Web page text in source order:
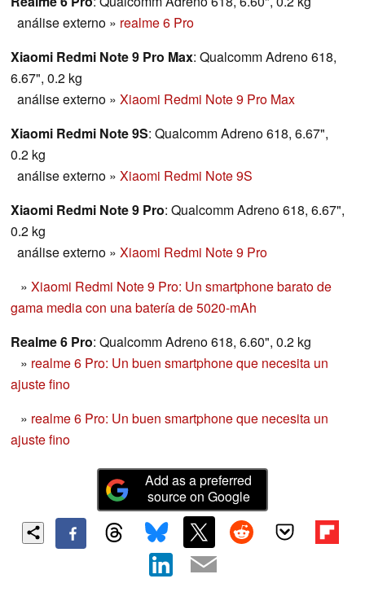
análise externo » realme 6 Pro
Xiaomi Redmi Note 9 Pro Max: Qualcomm Adreno 618,
6.67", 0.2 kg
análise externo » Xiaomi Redmi Note 9 Pro Max
Xiaomi Redmi Note 9S: Qualcomm Adreno 618, 6.67",
0.2 kg
análise externo » Xiaomi Redmi Note 9S
Xiaomi Redmi Note 9 Pro: Qualcomm Adreno 618, 6.67",
0.2 kg
análise externo » Xiaomi Redmi Note 9 Pro
» Xiaomi Redmi Note 9 Pro: Un smartphone barato de
gama media con una batería de 5020-mAh
Realme 6 Pro: Qualcomm Adreno 618, 6.60", 0.2 kg
» realme 6 Pro: Un buen smartphone que necesita un
ajuste fino
» realme 6 Pro: Un buen smartphone que necesita un
ajuste fino
Add as a preferred
source on Google